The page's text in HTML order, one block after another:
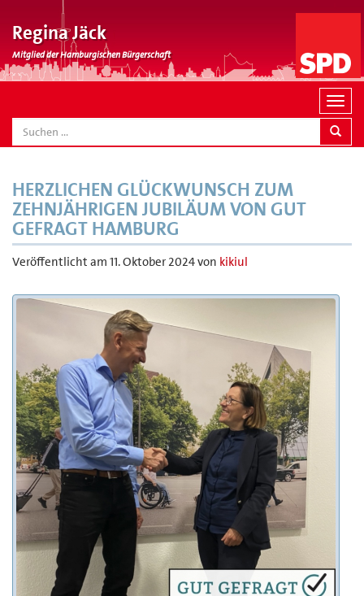
Regina Jäck
Mitglied der Hamburgischen Bürgerschaft
N
a
v
SEARCH
HERZLICHEN GLÜCKWUNSCH ZUM
ZEHNJÄHRIGEN JUBILÄUM VON GUT
GEFRAGT HAMBURG
Veröffentlicht am 11. Oktober 2024von kikiul